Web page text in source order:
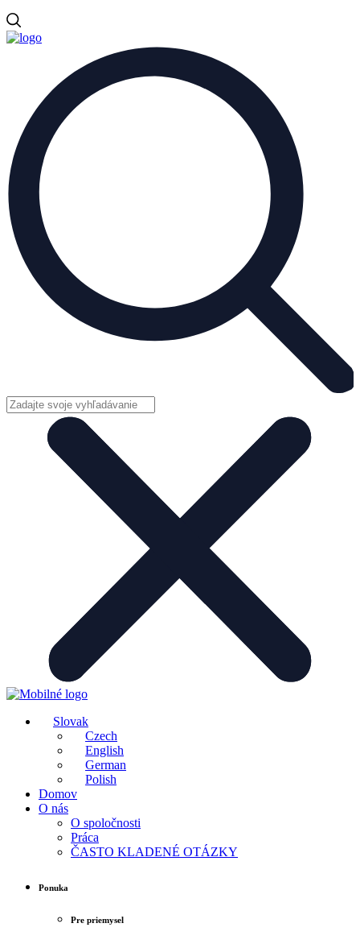
Slovak
Czech
English
German
Polish
Domov
O nás
O spoločnosti
Práca
ČASTO KLADENÉ OTÁZKY
Ponuka
Pre priemysel